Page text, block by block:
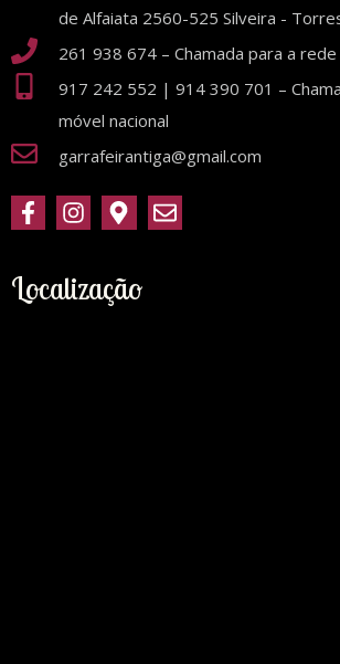
de Alfaiata 2560-525 Silveira -
261 938 674 – Chamada para a rede
917 242 552 | 914 390 701 –
móvel nacional
garrafeirantiga@gmail.com
Localização